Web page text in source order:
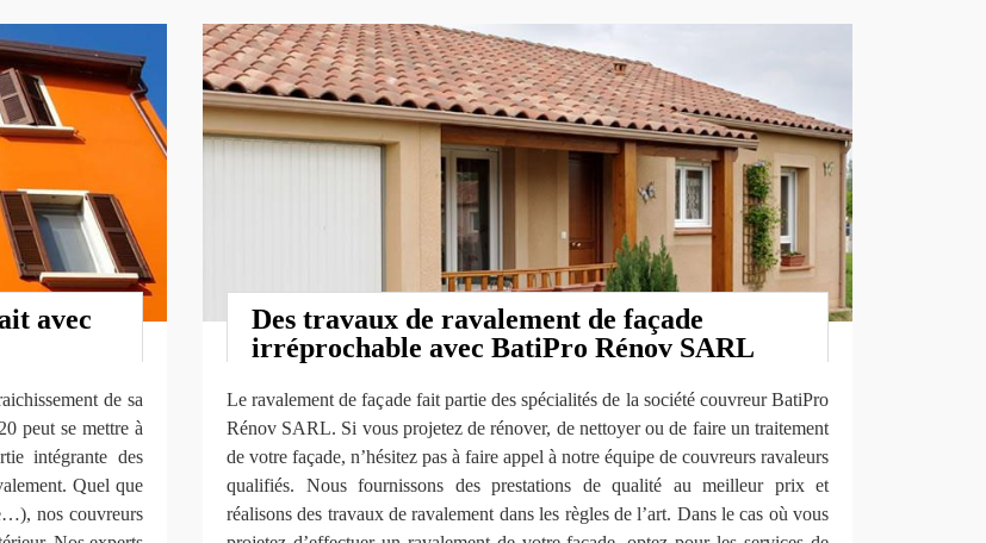
avec
de sa
peut se mettre à
intégrante des
Quel que
nos couvreurs
Des travaux de ravalement de façade
irréprochable avec BatiPro Rénov SARL
Le ravalement de façade fait partie des spécialités de la société couvreur BatiPro
Rénov SARL. Si vous projetez de rénover, de nettoyer ou de faire un traitement
de votre façade, n’hésitez pas à faire appel à notre équipe de couvreurs ravaleurs
qualifiés. Nous fournissons des prestations de qualité au meilleur prix et
réalisons des travaux de ravalement dans les règles de l’art. Dans le cas où vous